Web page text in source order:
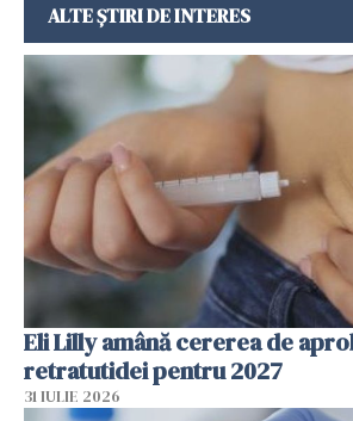
ALTE ȘTIRI DE INTERES
Eli Lilly amână cererea de
retratutidei pentru 2027
31 IULIE 2026